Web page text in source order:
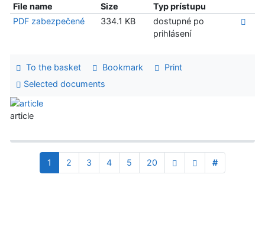
File name
Size
Typ prístupu
PDF zabezpečené
334.1 KB
dostupné po
prihlásení
To the basket Bookmark
Print
Selected documents
article
1 2 3 4 5 20 #